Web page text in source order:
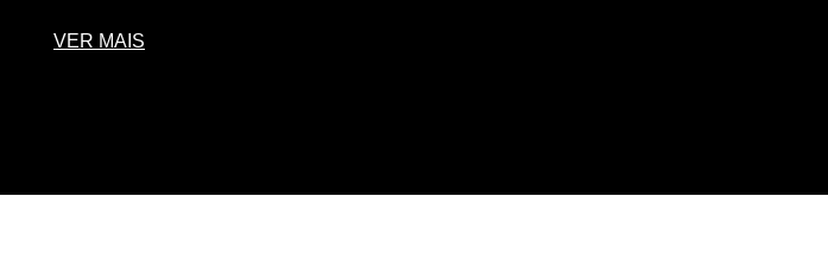
VER MAIS